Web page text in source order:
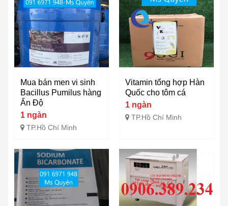
Mua bán men vi sinh
Bacillus Pumilus hàng
Ấn Độ
1 ngàn
TP.Hồ Chí Minh
Vitamin tổng hợp Hàn
Quốc cho tôm cá
1 ngàn
TP.Hồ Chí Minh